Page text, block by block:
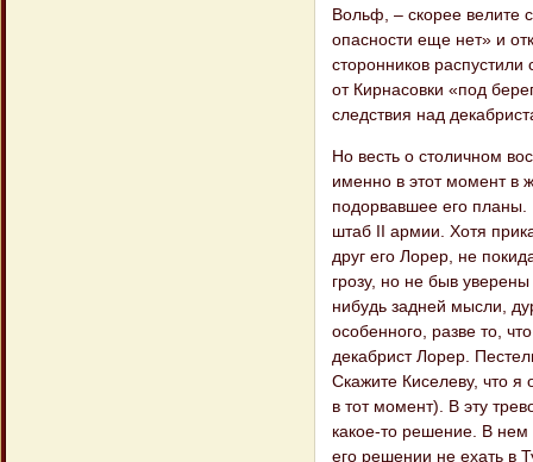
Вольф, – скорее велите
опасности еще нет» и
сторонников
от Кирнасовки «под
следствия над
Но весть о столичном
именно в этот момент в
подорвавшее его планы.
штаб II армии. Хотя
друг его Лорер, не
грозу, но не быв
нибудь задней мысли,
особенного, разве то,
декабрист Лорер.
Скажите Киселеву, что я
в тот момент). В эту
какое-то решение. В нем
его решении не ехать в